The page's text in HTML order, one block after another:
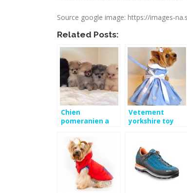
Source google image: https://images-
Related Posts:
Chien
pomeranien a
Vetement
yorkshire toy